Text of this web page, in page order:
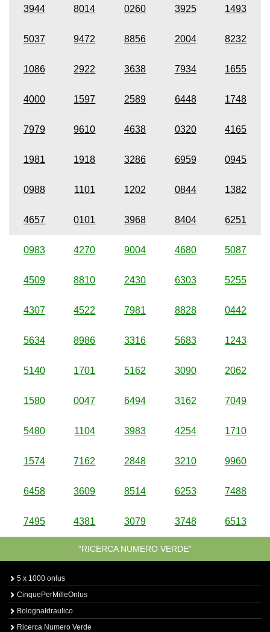
3944 8014 0260 3925 1493
5037 9472 8856 2004 8232
1086 2922 3638 7934 1655
4000 1597 2589 6448 1748
7979 9610 4638 0320 4165
1981 1918 3286 6959 0945
0988 1101 1202 0844 1382
4657 0101 3968 8404 6251
0983 4270 9004 4680 5087
4509 8810 2430 6303 5255
4307 4522 7981 8828 0442
5634 8986 3316 5683 1243
5140 1701 5162 3090 2062
1580 0047 6494 3162 7049
5480 1104 3983 4254 1710
1574 7162 2848 3210 9960
6458 3609 8514 6253 7488
7495 4381 3079 3748 6513
“RICERCA NUMERO VERDE”
5 x 1000 onlus
CinquePerMilleOnlus
BolognaIdraulico
Ricerca Numero Verde